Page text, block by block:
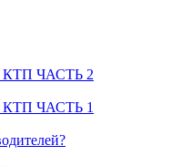
КТП ЧАСТЬ 2
КТП ЧАСТЬ 1